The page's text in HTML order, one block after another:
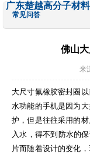
广东楚越高分子材
常见问答
佛山
来
大尺寸氟橡胶密封圈
水功能的手机是因为
护，但是往往采用的
入水，得不到防水的
片而随着设计的变化